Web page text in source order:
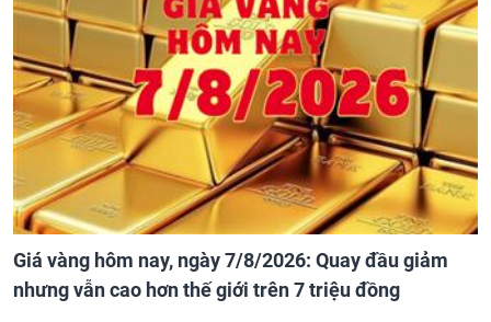
Giá vàng hôm nay, ngày 7/8/2026: Quay đầu giảm
nhưng vẫn cao hơn thế giới trên 7 triệu đồng